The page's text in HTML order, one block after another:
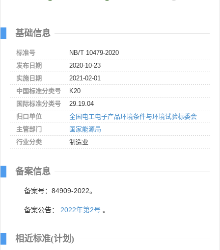
基础信息
标准号
NB/T 10479-2020
发布日期
2020-10-23
实施日期
2021-02-01
中国标准分类号
K20
国际标准分类号
29.19.04
归口单位
全国电工电子产品环境条件与环境试验标委会
主管部门
国家能源局
行业分类
制造业
备案信息
备案号：84909-2022。
备案公告： 2022年第2号 。
相近标准(计划)